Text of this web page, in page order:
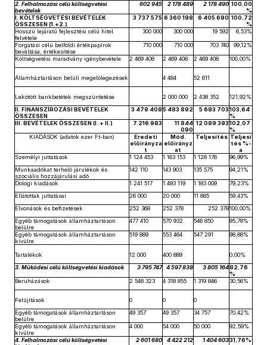
2. Felhalmozási célú költségvetési
bevételek
602 945 2 178 489 2 178 490 100,00
%
I. KÖLTSÉGVETÉSI BEVÉTELEK
ÖSSZESEN (1.+2.)
3 737 575 6 360 198 6 405 690 100,72
%
Hosszú lejáratú fejlesztési célú hitel
felvétele
300 000 300 000 19 592 6,53%
Forgatási célú belföldi értékpapírok
beváltása, értékesítése
710 000 710 000 703 740 99,12%
Költségvetési maradvány igénybevétele 2 469 408 2 469 408 2 469 408 100,00%
Államháztartáson belüli megelőlegezések 4 484 52 611
Lekötött bankbetétek megszüntetése 2 000 000 2 438 352
121,92%
II. FINANSZÍROZÁSI BEVÉTELEK
ÖSSZESEN
3 479 4085 483 892 5 683 703103,64
%
III. BEVÉTELEK ÖSSZESEN (I. + II.)
7 216 983
11 844
090
12 089 393102,07
%
KIADÁSOK (adatok ezer Ft-ban)
Eredeti
előirányza
t
Mód.
előirányz
at
Teljesítés Teljesí
tés %-
a
Személyi juttatások
1 124 453 1 163 153 1 128 176
96,99%
Munkaadókat terhelő járulékok és
szociális hozzájárulási adó
142 110 143 903 135 575 94,21%
Dologi kiadások 1 241 517 1 493 119 1 183 009
79,23%
Ellátottak juttatásai
26 000 20 000 11 885
59,43%
Elvonások és befizetések
252 368 252 378 252 378100,00%
Egyéb támogatások államháztartáson
belülre
477 410 570 932 546 850 95,78%
Egyéb támogatások államháztartáson
kívülre
519 889 553 464 547 291 98,88%
Tartalékok 12 000 400 889
0,00%
3. Működési célú költségvetési kiadások
3 795 747 4 597 838 3 805 16482,76
%
Beruházások
2 548 323 4 318 855 1 319 846 30,56%
Felújítások 0 0
0
Egyéb támogatások államháztartáson
belülre
49 357 49 357 34 757 70,42%
Egyéb támogatások államháztartáson
kívülre
4 000 54 000 50 000 92,59%
4. Felhalmozási célú költségvetési
2 601 680 4 422 212 1 404 60331,76%